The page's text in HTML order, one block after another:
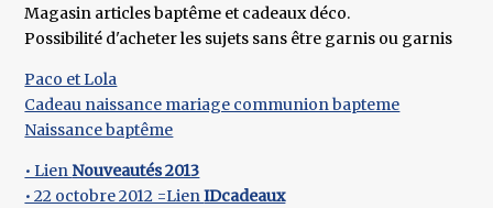
Magasin articles baptême et cadeaux déco.
Possibilité d'acheter les sujets sans être garnis ou garnis
Paco et Lola
Cadeau naissance mariage communion bapteme
Naissance baptême
• Lien Nouveautés 2013
• 22 octobre 2012 =LienIDcadeaux